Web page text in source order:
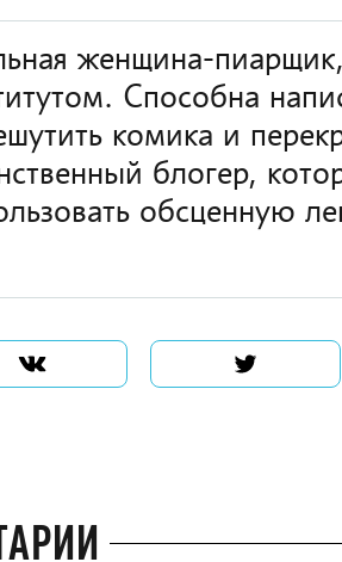
женщина-
Способна
комика и
блогер,
обсценную